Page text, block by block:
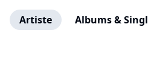
Artiste Albums &